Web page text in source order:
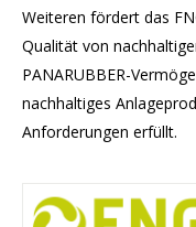
Weiteren fördert das
Qualität von
PANARUBBER-
nachhaltiges
Anforderungen erfüllt.